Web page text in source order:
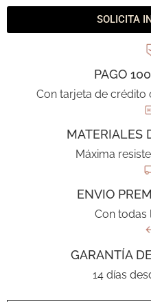
SOLICITA
PAGO
Con tarjeta de crédito
MATERIALES
Máxima
ENVIO
Con todas
GARANTÍA
14 días